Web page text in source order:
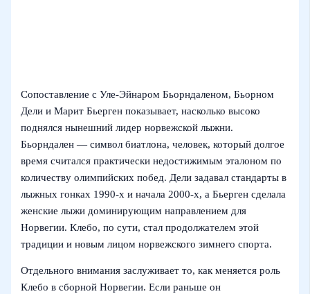
Сопоставление с Уле‑Эйнаром Бьорндаленом, Бьорном
Дели и Марит Бьерген показывает, насколько высоко
поднялся нынешний лидер норвежской лыжни.
Бьорндален — символ биатлона, человек, который долгое
время считался практически недостижимым эталоном по
количеству олимпийских побед. Дели задавал стандарты в
лыжных гонках 1990‑х и начала 2000‑х, а Бьерген сделала
женские лыжи доминирующим направлением для
Норвегии. Клебо, по сути, стал продолжателем этой
традиции и новым лицом норвежского зимнего спорта.
Отдельного внимания заслуживает то, как меняется роль
Клебо в сборной Норвегии. Если раньше он